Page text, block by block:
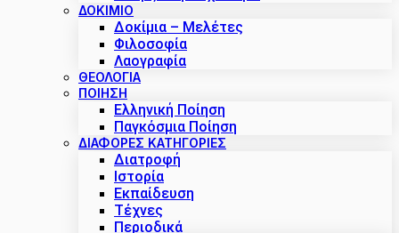
ΔΟΚΊΜΙΟ
Δοκίμια – Μελέτες
Φιλοσοφία
Λαογραφία
ΘΕΟΛΟΓΙΑ
ΠΟΙΗΣΗ
Ελληνική Ποίηση
Παγκόσμια Ποίηση
ΔΙΑΦΟΡΕΣ ΚΑΤΗΓΟΡΙΕΣ
Διατροφή
Ιστορία
Εκπαίδευση
Τέχνες
Περιοδικά